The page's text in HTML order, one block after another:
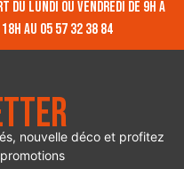
du lundi ou vendredi de 9h à
au 05 57 32 38 84
nouvelle déco et profitez